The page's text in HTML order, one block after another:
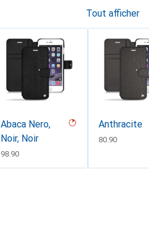
Tout afficher
Abaca Nero,
Noir, Noir
CHF
98.90
Anthracite
CHF
80.90